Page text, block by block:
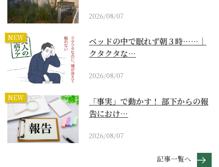
2026/08/07
NEW
ベッドの中で眠れず朝３時……｜
クタクタな…
2026/08/07
NEW
「事実」で動かす！ 部下からの報
告におけ…
2026/08/07
記事一覧へ